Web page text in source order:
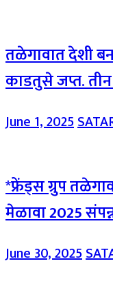
तळेगावात देशी
काडतुसे जप्त.
June 1, 2025
*फ्रेंड्स ग्रुप
मेळावा 2025
June 30, 2025